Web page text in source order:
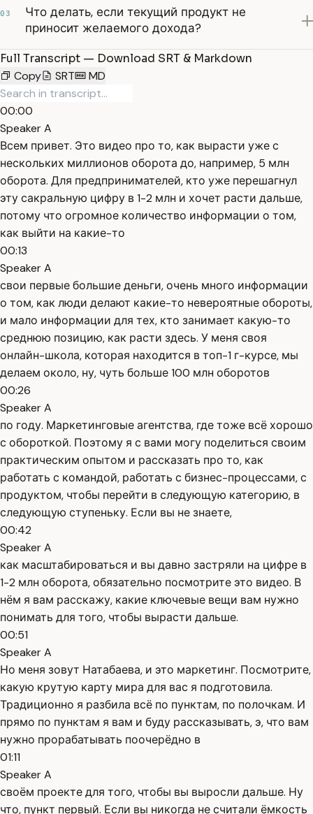
03
Что делать, если текущий продукт не
приносит желаемого дохода?
Full Transcript — Download SRT & Markdown
Copy
SRT MD
00:00
Speaker A
Всем привет. Это видео про то, как вырасти уже с
нескольких миллионов оборота до, например, 5 млн
оборота. Для предпринимателей, кто уже перешагнул
эту сакральную цифру в 1-2 млн и хочет расти дальше,
потому что огромное количество информации о том,
как выйти на какие-то
00:13
Speaker A
свои первые большие деньги, очень много информации
о том, как люди делают какие-то невероятные обороты,
и мало информации для тех, кто занимает какую-то
среднюю позицию, как расти здесь. У меня своя
онлайн-школа, которая находится в топ-1 г-курсе, мы
делаем около, ну, чуть больше 100 млн оборотов
00:26
Speaker A
по году. Маркетинговые агентства, где тоже всё хорошо
с обороткой. Поэтому я с вами могу поделиться своим
практическим опытом и рассказать про то, как
работать с командой, работать с бизнес-процессами, с
продуктом, чтобы перейти в следующую категорию, в
следующую ступеньку. Если вы не знаете,
00:42
Speaker A
как масштабироваться и вы давно застряли на цифре в
1-2 млн оборота, обязательно посмотрите это видео. В
нём я вам расскажу, какие ключевые вещи вам нужно
понимать для того, чтобы вырасти дальше.
00:51
Speaker A
Но меня зовут Натабаева, и это маркетинг. Посмотрите,
какую крутую карту мира для вас я подготовила.
Традиционно я разбила всё по пунктам, по полочкам. И
прямо по пунктам я вам и буду рассказывать, э, что вам
нужно прорабатывать поочерёдно в
01:11
Speaker A
своём проекте для того, чтобы вы выросли дальше. Ну
что, пункт первый. Если вы никогда не считали ёмкость